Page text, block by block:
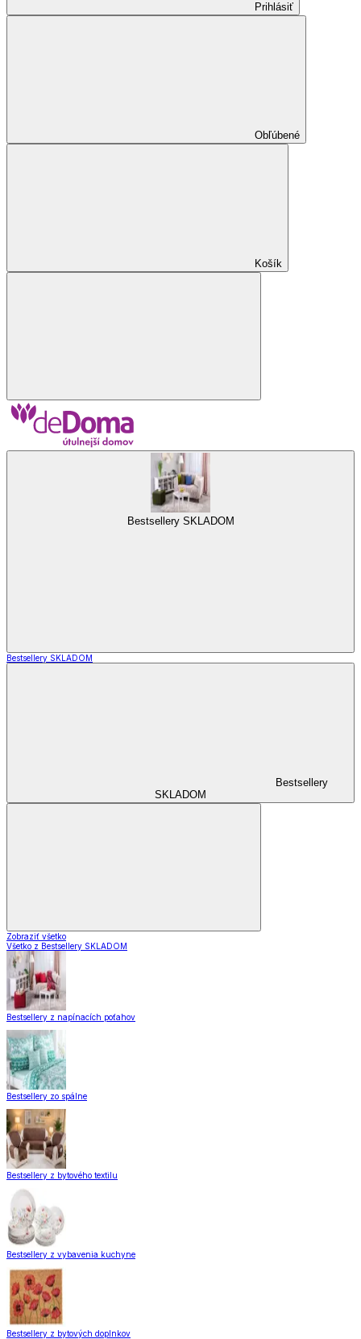
Prihlásiť
Obľúbené
Košík
Bestsellery SKLADOM
Bestsellery SKLADOM
Bestsellery
SKLADOM
Zobraziť všetko
Všetko z Bestsellery SKLADOM
Bestsellery z napínacích poťahov
Bestsellery zo spálne
Bestsellery z bytového textilu
Bestsellery z vybavenia kuchyne
Bestsellery z bytových doplnkov